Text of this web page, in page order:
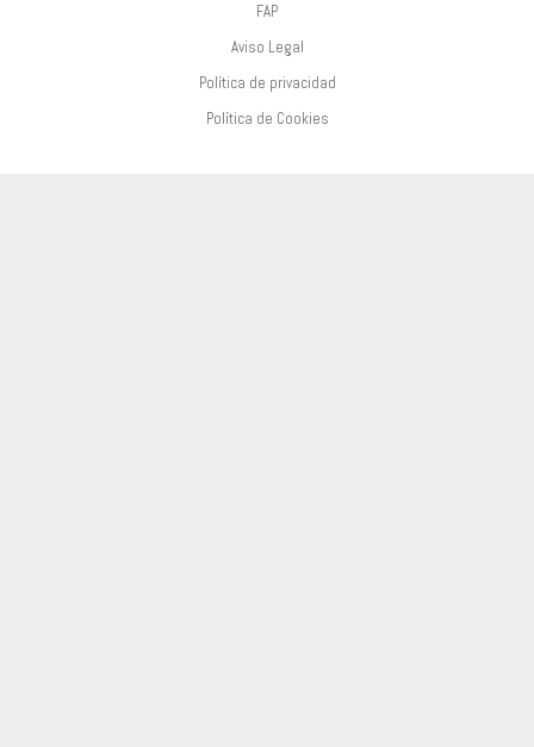
FAP
Aviso Legal
Política de privacidad
Política de Cookies